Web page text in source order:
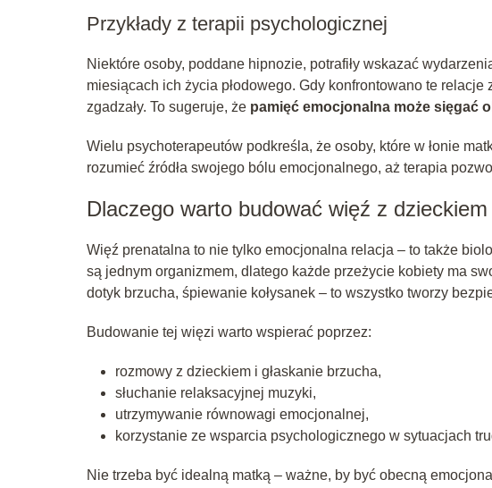
Przykłady z terapii psychologicznej
Niektóre osoby, poddane hipnozie, potrafiły wskazać
miesiącach ich życia płodowego. Gdy konfrontowano te
zgadzały. To sugeruje, że pamięć emocjonalna może sięgać
Wielu psychoterapeutów podkreśla, że osoby, które w łonie
rozumieć źródła swojego bólu emocjonalnego, aż terapia
Dlaczego warto budować więź z
Więź prenatalna to nie tylko emocjonalna relacja – to także
są jednym organizmem, dlatego każde przeżycie kobiety ma
dotyk brzucha, śpiewanie kołysanek – to wszystko tworzy
Budowanie tej więzi warto wspierać poprzez:
rozmowy z dzieckiem i głaskanie brzucha,
słuchanie relaksacyjnej muzyki,
utrzymywanie równowagi emocjonalnej,
korzystanie ze wsparcia psychologicznego w sytuacjach
Nie trzeba być idealną matką – ważne, by być obecną